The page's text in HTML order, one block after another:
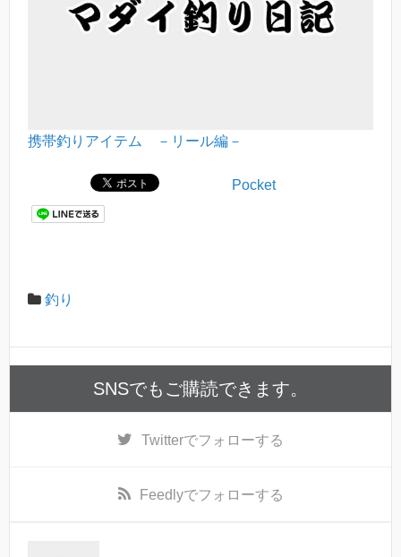
携帯釣りアイテム －リール編－
Pocket
釣り
SNSでもご購読できます。
Twitterでフォローする
Feedlyでフォローする